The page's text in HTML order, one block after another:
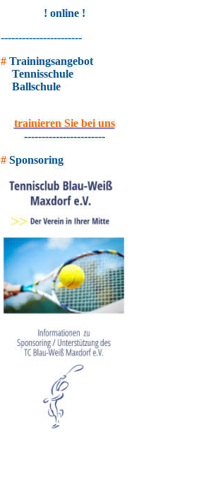
! online !
-----------------------
# Trainingsangebot
Tennisschule
Ballschule
trainieren Sie bei uns
-----------------------
# Sponsoring